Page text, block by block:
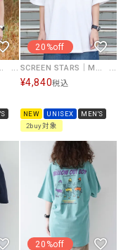
[[2622-SSBT/GPP]][D]
20%off
SCREEN STARS｜MONTANA Tee [[2622-SSBT/GPE]][D]
¥4,840税込
NEW UNISEX
MEN'S
2buy対象
20%off